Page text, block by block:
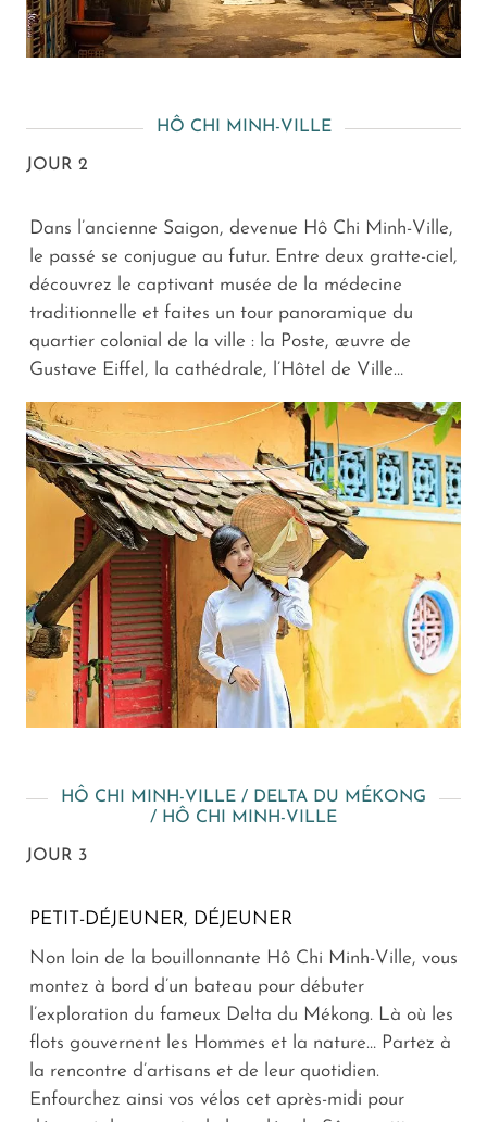
HÔ CHI MINH-VILLE
JOUR 2
Dans l’ancienne Saigon, devenue Hô Chi Minh-Ville,
le passé se conjugue au futur. Entre deux gratte-ciel,
découvrez le captivant musée de la médecine
traditionnelle et faites un tour panoramique du
quartier colonial de la ville : la Poste, œuvre de
Gustave Eiffel, la cathédrale, l’Hôtel de Ville…
HÔ CHI MINH-VILLE / DELTA DU MÉKONG
/ HÔ CHI MINH-VILLE
JOUR 3
PETIT-DÉJEUNER, DÉJEUNER
Non loin de la bouillonnante Hô Chi Minh-Ville, vous
montez à bord d’un bateau pour débuter
l’exploration du fameux Delta du Mékong. Là où les
flots gouvernent les Hommes et la nature… Partez à
la rencontre d’artisans et de leur quotidien.
Enfourchez ainsi vos vélos cet après-midi pour